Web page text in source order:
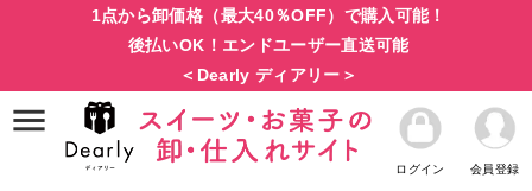
1点から卸価格（最大40％OFF）で購入可能！
後払いOK！エンドユーザー直送可能
＜Dearly ディアリー＞
ログイン 会員登録